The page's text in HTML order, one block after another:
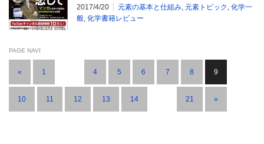
2017/4/20 元素の基本と仕組み, 元素トピック , 化学一
般, 化学書籍レビュー
PAGE NAVI
« 1 4 5 6 7 8 9
10 11 12 13 14 21 »